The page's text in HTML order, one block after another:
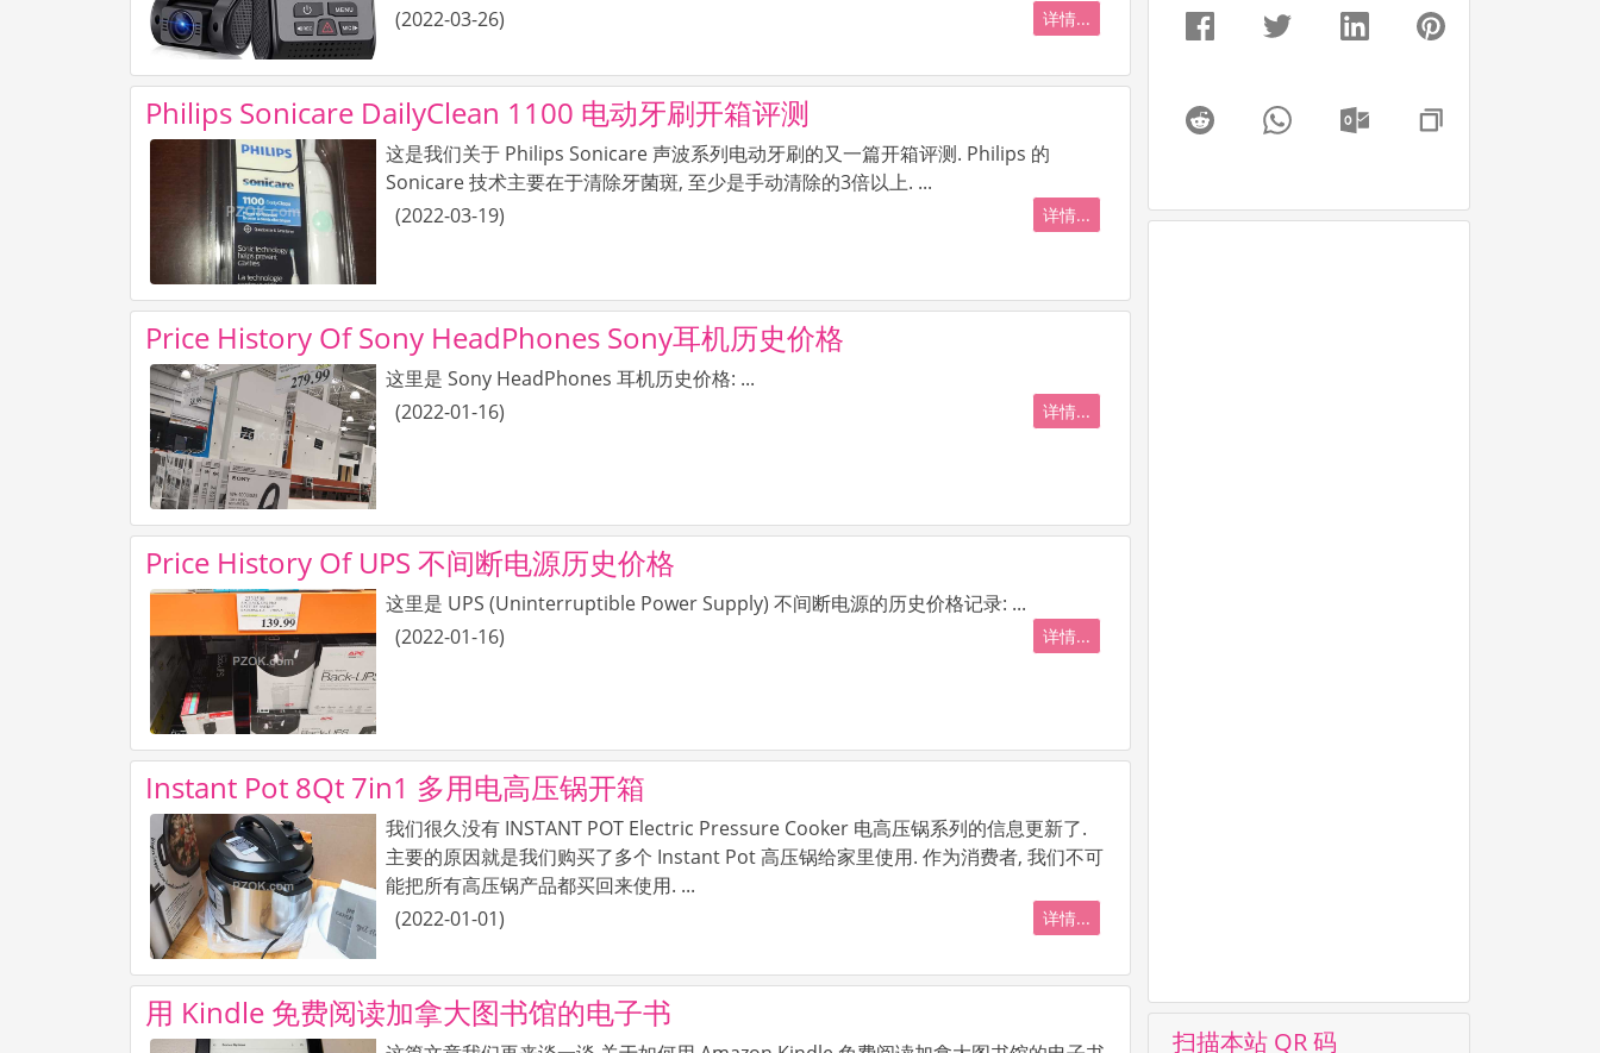
(2022-03-26) 详情...
Philips Sonicare DailyClean 1100 电动牙刷开箱评测
这是我们关于 Philips Sonicare 声波系列电动牙刷的又一篇开箱评测. Philips 的
Sonicare 技术主要在于清除牙菌斑, 至少是手动清除的3倍以上. ...
(2022-03-19) 详情...
Price History Of Sony HeadPhones Sony耳机历史价格
这里是 Sony HeadPhones 耳机历史价格: ...
(2022-01-16) 详情...
Price History Of UPS 不间断电源历史价格
这里是 UPS (Uninterruptible Power Supply) 不间断电源的历史价格记录: ...
(2022-01-16) 详情...
Instant Pot 8Qt 7in1 多用电高压锅开箱
我们很久没有 INSTANT POT Electric Pressure Cooker 电高压锅系列的信息更新了.
主要的原因就是我们购买了多个 Instant Pot 高压锅给家里使用. 作为消费者, 我们不可
能把所有高压锅产品都买回来使用. ...
(2022-01-01) 详情...
用 Kindle 免费阅读加拿大图书馆的电子书
扫描本站 QR 码